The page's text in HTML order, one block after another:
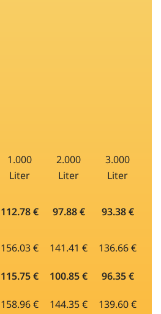
1.000
Liter
2.000
Liter
3.000
Liter
112.78 € 97.88 € 93.38 €
156.03 € 141.41 € 136.66 €
115.75 € 100.85 € 96.35 €
158.96 € 144.35 € 139.60 €